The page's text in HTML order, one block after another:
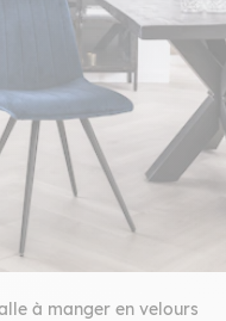
à manger en velours